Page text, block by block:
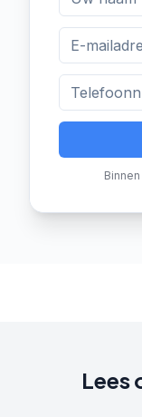
Lees